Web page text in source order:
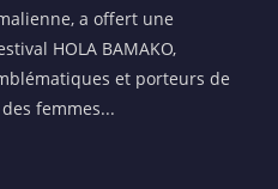
a offert une
HOLA BAMAKO,
et porteurs de
femmes...